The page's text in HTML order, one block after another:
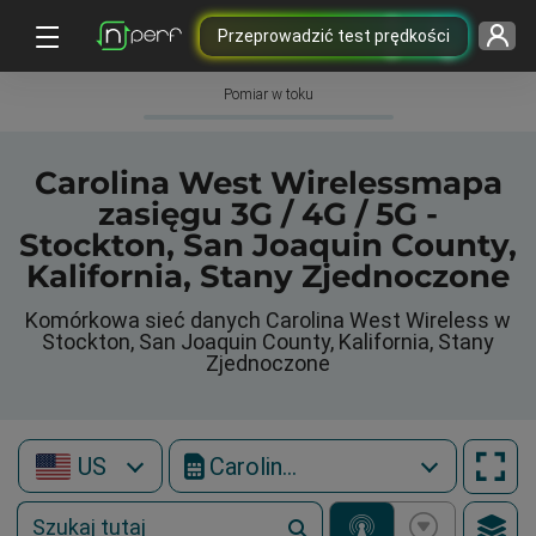
Przeprowadzić test prędkości
Pomiar w toku
Carolina West Wirelessmapa
zasięgu 3G / 4G / 5G -
Stockton, San Joaquin County,
Kalifornia, Stany Zjednoczone
Komórkowa sieć danych Carolina West Wireless w
Stockton, San Joaquin County, Kalifornia, Stany
Zjednoczone
US Carolina West Wireless